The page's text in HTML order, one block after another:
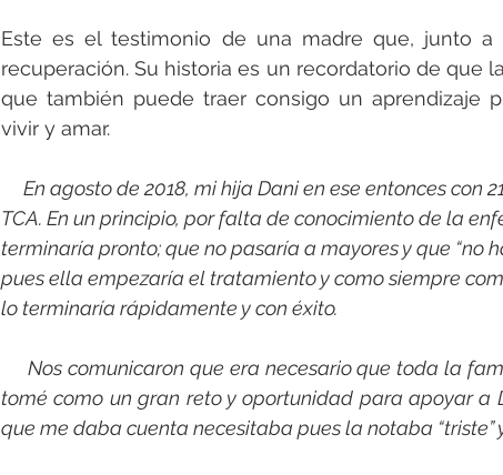
Este es el testimonio de una madre que, junto
recuperación. Su historia es un recordatorio de que
que también puede traer consigo un aprendizaje
vivir y amar.
En agosto de 2018, mi hija Dani en ese entonces con
TCA. En un principio, por falta de conocimiento de la
terminaría pronto; que no pasaría a mayores y que “no
pues ella empezaría el tratamiento y como siempre
lo terminaría rápidamente y con éxito.
Nos comunicaron que era necesario que toda la
tomé como un gran reto y oportunidad para apoyar a
que me daba cuenta necesitaba pues la notaba “triste”